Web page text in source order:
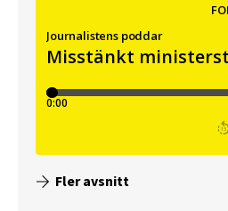
Fler avsnitt